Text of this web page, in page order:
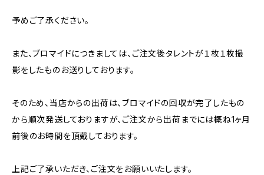
予めご了承ください。
また、ブロマイドにつきましては、ご注文後タレントが１枚１枚撮
影をしたものお送りしております。
そのため、当店からの出荷は、ブロマイドの回収が完了したもの
から順次発送しておりますが、ご注文から出荷までには概ね1ヶ月
前後のお時間を頂戴しております。
上記ご了承いただき、ご注文をお願いいたします。